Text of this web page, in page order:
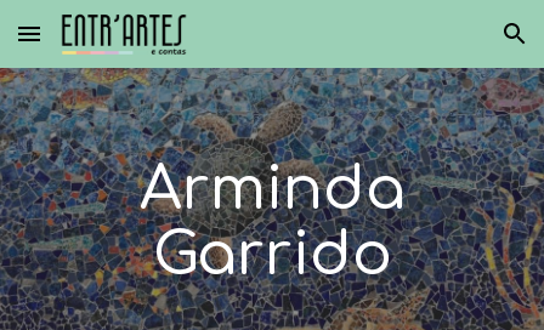
Skip to main content Skip to navigation
Arminda
Garrido